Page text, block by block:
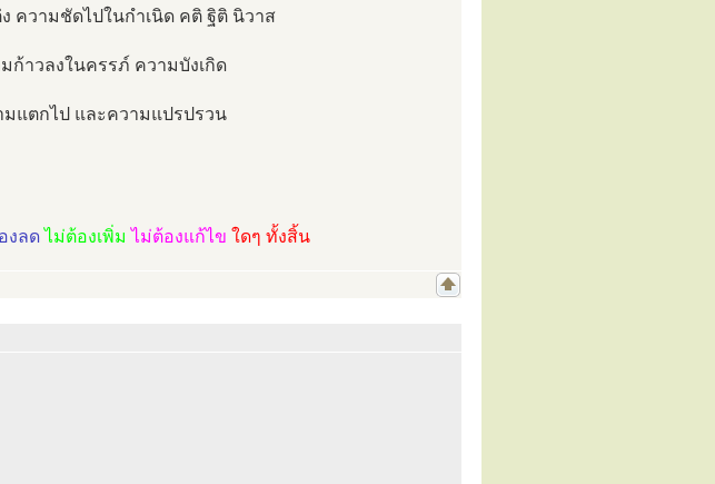
ความชัดไปในกำเนิด คติ ฐิติ นิวาส
ก้าวลงในครรภ์ ความบังเกิด
แตกไป และความแปรปรวน
งลดไม่ต้องเพิ่ม ไม่ต้องแก้ไข ใดๆ ทั้งสิ้น